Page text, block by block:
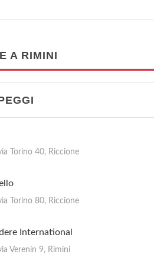
A RIMINI
Torino 40, Riccione
Torino 80, Riccione
International
Verenin 9, Rìmini